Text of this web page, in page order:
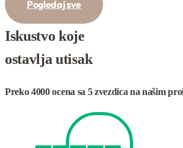
Pogledaj sve
Iskustvo koje
ostavlja utisak
Preko 4000 ocena sa 5 zvezdica na našim